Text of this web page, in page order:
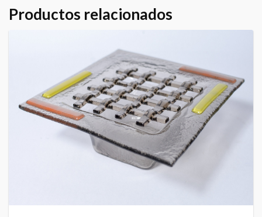
Productos relacionados